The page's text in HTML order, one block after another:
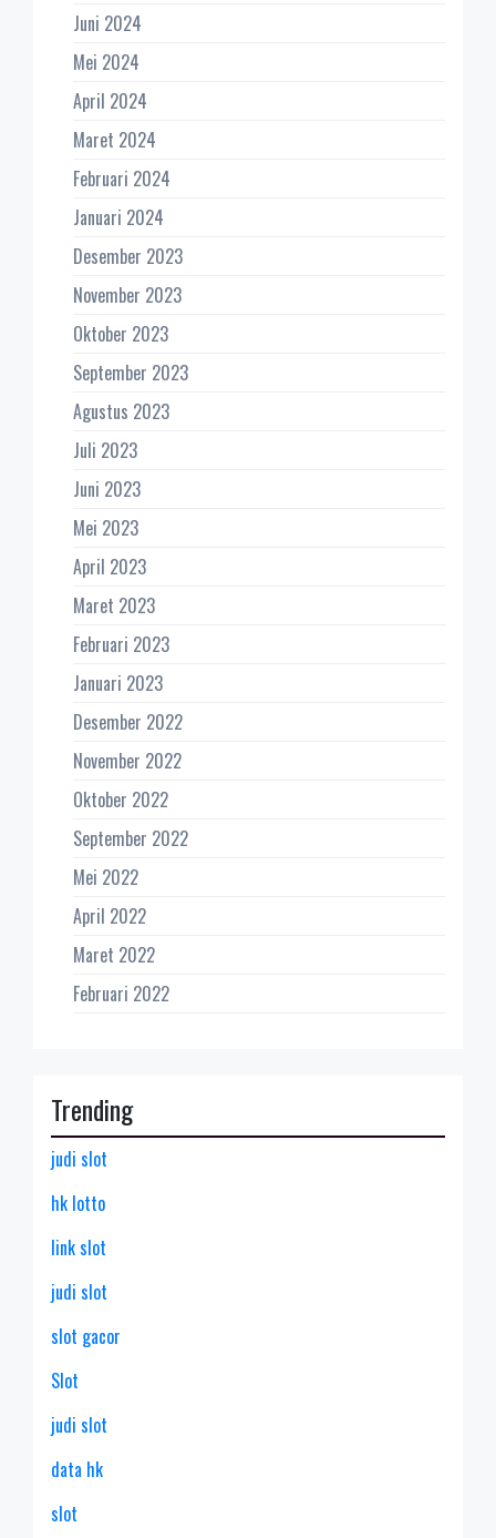
Juni 2024
Mei 2024
April 2024
Maret 2024
Februari 2024
Januari 2024
Desember 2023
November 2023
Oktober 2023
September 2023
Agustus 2023
Juli 2023
Juni 2023
Mei 2023
April 2023
Maret 2023
Februari 2023
Januari 2023
Desember 2022
November 2022
Oktober 2022
September 2022
Mei 2022
April 2022
Maret 2022
Februari 2022
Trending
judi slot
hk lotto
link slot
judi slot
slot gacor
Slot
judi slot
data hk
slot